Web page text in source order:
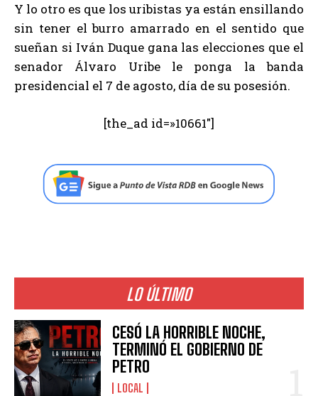
Y lo otro es que los uribistas ya están ensillando
sin tener el burro amarrado en el sentido que
sueñan si Iván Duque gana las elecciones que el
senador Álvaro Uribe le ponga la banda
presidencial el 7 de agosto, día de su posesión.
[the_ad id=»10661″]
LO ÚLTIMO
CESÓ LA HORRIBLE NOCHE,
TERMINÓ EL GOBIERNO DE
PETRO
LOCAL